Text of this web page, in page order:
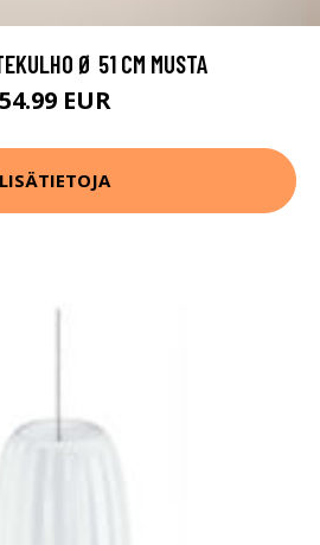
Ø 51 CM MUSTA
54.99 EUR
LISÄTIETOJA